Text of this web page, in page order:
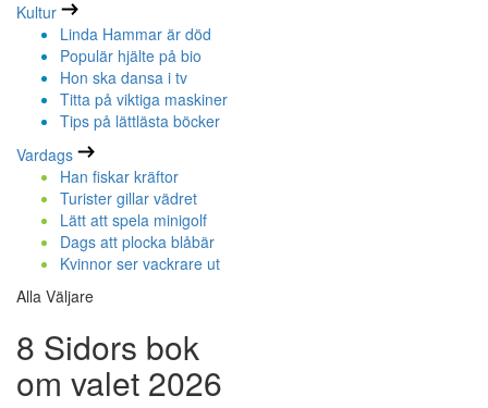
Kultur
Linda Hammar är död
Populär hjälte på bio
Hon ska dansa i tv
Titta på viktiga maskiner
Tips på lättlästa böcker
Vardags
Han fiskar kräftor
Turister gillar vädret
Lätt att spela minigolf
Dags att plocka blåbär
Kvinnor ser vackrare ut
Alla Väljare
8 Sidors bok
om valet 2026